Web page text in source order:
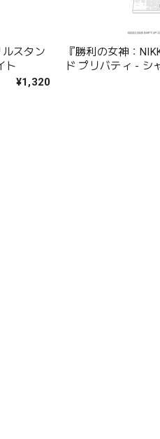
スタン
ト
¥1,320
『勝利の女神：
ド プリバティ - シ